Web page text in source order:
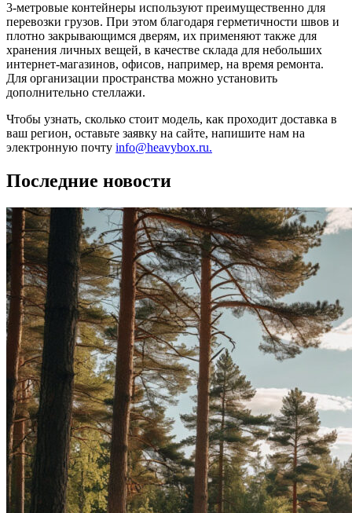
3-метровые контейнеры используют преимущественно для
перевозки грузов. При этом благодаря герметичности швов и
плотно закрывающимся дверям, их применяют также для
хранения личных вещей, в качестве склада для небольших
интернет-магазинов, офисов, например, на время ремонта.
Для организации пространства можно установить
дополнительно стеллажи.
Чтобы узнать, сколько стоит модель, как проходит доставка в
ваш регион, оставьте заявку на сайте, напишите нам на
электронную почту info@heavybox.ru.
Последние новости